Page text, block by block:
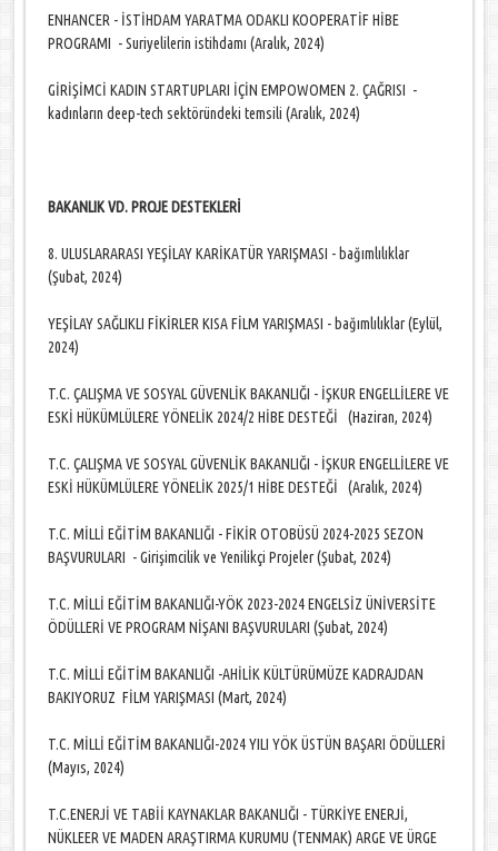
ENHANCER - İSTİHDAM YARATMA ODAKLI KOOPERATİF HİBE
PROGRAMI - Suriyelilerin istihdamı (Aralık, 2024)
GİRİŞİMCİ KADIN STARTUPLARI İÇİN EMPOWOMEN 2. ÇAĞRISI -
kadınların deep-tech sektöründeki temsili (Aralık, 2024)
BAKANLIK VD. PROJE DESTEKLERİ
8. ULUSLARARASI YEŞİLAY KARİKATÜR YARIŞMASI - bağımlılıklar
(Şubat, 2024)
YEŞİLAY SAĞLIKLI FİKİRLER KISA FİLM YARIŞMASI - bağımlılıklar (Eylül,
2024)
T.C. ÇALIŞMA VE SOSYAL GÜVENLİK BAKANLIĞI - İŞKUR ENGELLİLERE VE
ESKİ HÜKÜMLÜLERE YÖNELİK 2024/2 HİBE DESTEĞİ (Haziran, 2024)
T.C. ÇALIŞMA VE SOSYAL GÜVENLİK BAKANLIĞI - İŞKUR ENGELLİLERE VE
ESKİ HÜKÜMLÜLERE YÖNELİK 2025/1 HİBE DESTEĞİ (Aralık, 2024)
T.C. MİLLİ EĞİTİM BAKANLIĞI - FİKİR OTOBÜSÜ 2024-2025 SEZON
BAŞVURULARI - Girişimcilik ve Yenilikçi Projeler (Şubat, 2024)
T.C. MİLLİ EĞİTİM BAKANLIĞI-YÖK 2023-2024 ENGELSİZ ÜNİVERSİTE
ÖDÜLLERİ VE PROGRAM NİŞANI BAŞVURULARI (Şubat, 2024)
T.C. MİLLİ EĞİTİM BAKANLIĞI -AHİLİK KÜLTÜRÜMÜZE KADRAJDAN
BAKIYORUZ FİLM YARIŞMASI (Mart, 2024)
T.C. MİLLİ EĞİTİM BAKANLIĞI-2024 YILI YÖK ÜSTÜN BAŞARI ÖDÜLLERİ
(Mayıs, 2024)
T.C.ENERJİ VE TABİİ KAYNAKLAR BAKANLIĞI - TÜRKİYE ENERJİ,
NÜKLEER VE MADEN ARAŞTIRMA KURUMU (TENMAK) ARGE VE ÜRGE